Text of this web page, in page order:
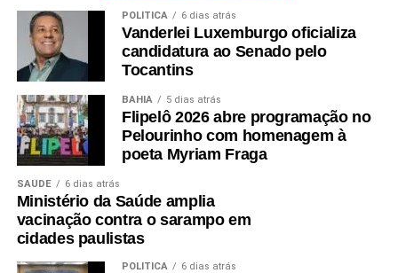
POLÍTICA 6 dias atrás
Vanderlei Luxemburgo oficializa
candidatura ao Senado pelo
Tocantins
BAHIA 5 dias atrás
Flipelô 2026 abre programação no
Pelourinho com homenagem à
poeta Myriam Fraga
SAÚDE 6 dias atrás
Ministério da Saúde amplia
vacinação contra o sarampo em
cidades paulistas
POLÍTICA 6 dias atrás